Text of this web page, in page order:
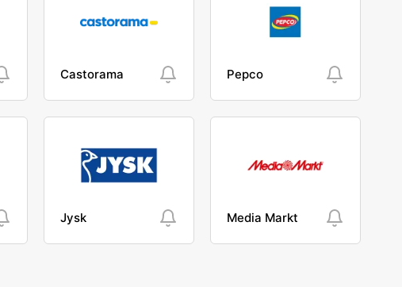
Castorama Pepco
Jysk Media Markt